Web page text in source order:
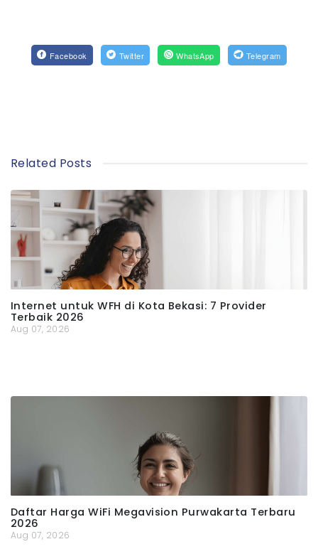
Facebook Twitter WhatsApp Telegram
Related Posts
Internet untuk WFH di Kota Bekasi: 7 Provider
Terbaik 2026
Aug 07, 2026
Daftar Harga WiFi Megavision Purwakarta Terbaru
2026
Aug 07, 2026